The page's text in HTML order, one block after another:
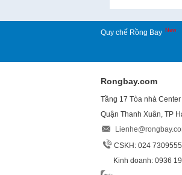
Quy chế Rồng Bay New
Rongbay.com
Tầng 17 Tòa nhà
Quận Thanh Xuân, TP
CSKH: 024
Kinh doanh: 0936